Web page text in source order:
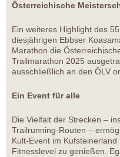
Österreichische
Ein weiteres Highlight des
diesjährigen Ebbser
Marathon die
Trailmarathon 2025
ausschließlich an den ÖLV
Ein Event für alle
Die Vielfalt der Strecken –
Trailrunning-Routen –
Kult-Event im
Fitnesslevel zu genießen.